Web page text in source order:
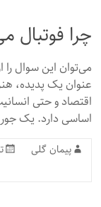
چرا فوتبال
می‌توان این سوال را
عنوان یک پدیده،
اقتصاد و حتی
اساسی دارد. یک
پیمان گلی